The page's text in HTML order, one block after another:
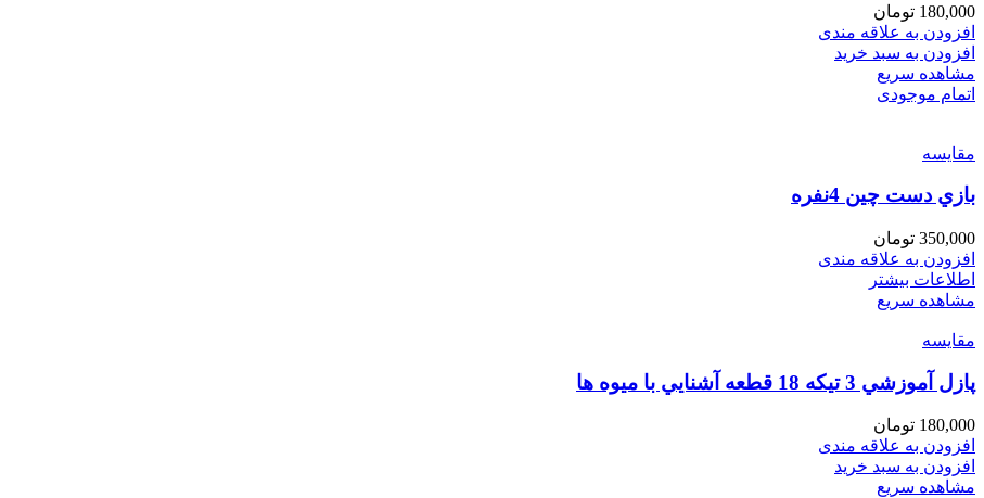
180,000 تومان
افزودن به علاقه مندی
افزودن به سبد خرید
مشاهده سریع
اتمام موجودی
مقایسه
بازي دست چين 4نفره
350,000 تومان
افزودن به علاقه مندی
اطلاعات بیشتر
مشاهده سریع
مقایسه
پازل آموزشي 3 تيكه 18 قطعه آشنايي با ميوه ها
180,000 تومان
افزودن به علاقه مندی
افزودن به سبد خرید
مشاهده سریع